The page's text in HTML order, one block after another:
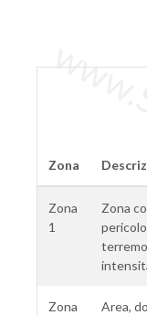
Zona
Zona
1
Zona
Zona
Area,